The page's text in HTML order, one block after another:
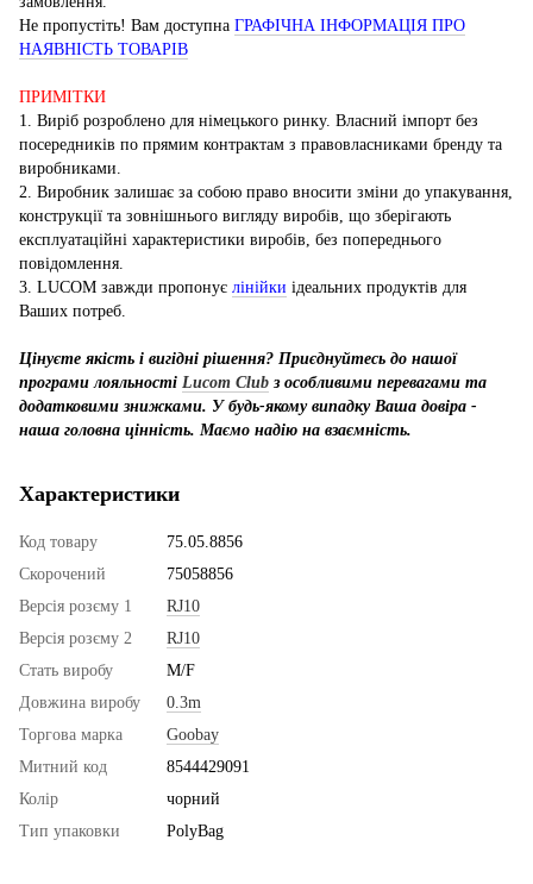
Не пропустіть! Вам доступна ГРАФІЧНА ІНФОРМАЦІЯ ПРО
НАЯВНІСТЬ ТОВАРІВ
ПРИМІТКИ
1. Виріб розроблено для німецького ринку. Власний імпорт без
посередників по прямим контрактам з правовласниками бренду та
виробниками.
2. Виробник залишає за собою право вносити зміни до упакування,
конструкції та зовнішнього вигляду виробів, що зберігають
експлуатаційні характеристики виробів, без попереднього
повідомлення.
3. LUCOM завжди пропонує лінійки ідеальних продуктів для
Ваших потреб.
Цінуєте якість і вигідні рішення? Приєднуйтесь до нашої
програми лояльності Lucom Club з особливими перевагами та
додатковими знижками. У будь-якому випадку Ваша довіра -
наша головна цінність. Маємо надію на взаємність.
Характеристики
Код товару
75.05.8856
Скорочений
75058856
Версія розєму 1
RJ10
Версія розєму 2
RJ10
Стать виробу
M/F
Довжина виробу
0.3m
Торгова марка
Goobay
Митний код
8544429091
Колір
чорний
Тип упаковки
PolyBag